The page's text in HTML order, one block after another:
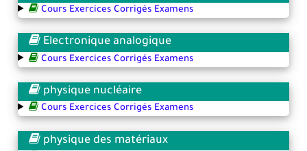
Cours Exercices Corrigés Examens
Electronique analogique
Cours Exercices Corrigés Examens
physique nucléaire
Cours Exercices Corrigés Examens
physique des matériaux